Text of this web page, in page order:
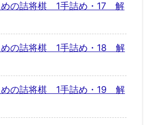
めの詰将棋 1手詰め・17 解
めの詰将棋 1手詰め・18 解
めの詰将棋 1手詰め・19 解